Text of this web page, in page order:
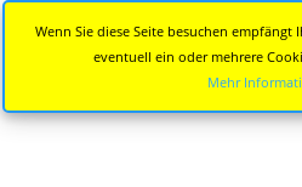
Wenn Sie diese Seite besuchen empfängt
eventuell ein oder mehrere
Mehr